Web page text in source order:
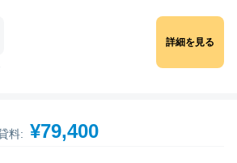
詳細を見る
料: ¥79,400